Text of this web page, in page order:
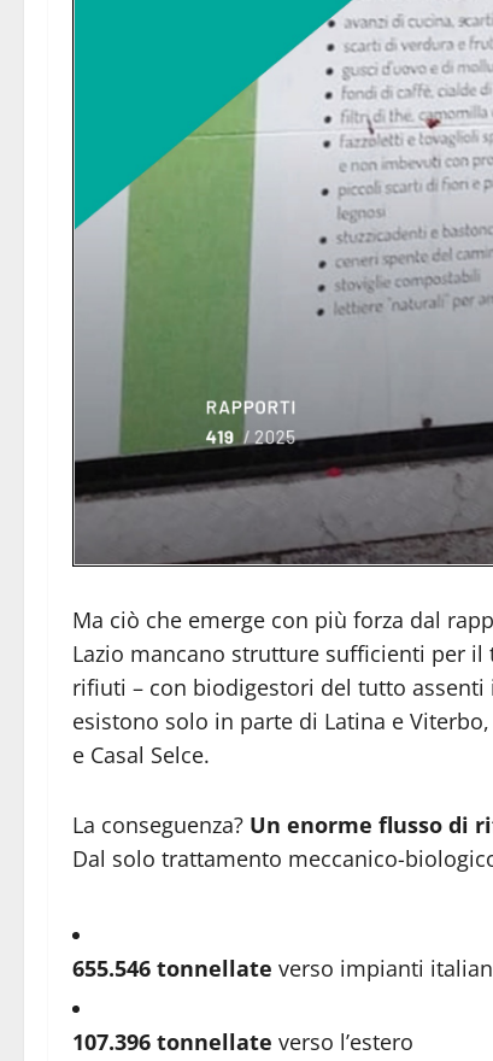
Ma ciò che emerge con più forza dal
Lazio mancano strutture sufficienti per il
rifiuti – con biodigestori del tutto
esistono solo in parte di Latina e
e Casal Selce.
La conseguenza? Un enorme flusso di
Dal solo trattamento meccanico-
655.546 tonnellate verso impianti
107.396 tonnellate verso l’estero